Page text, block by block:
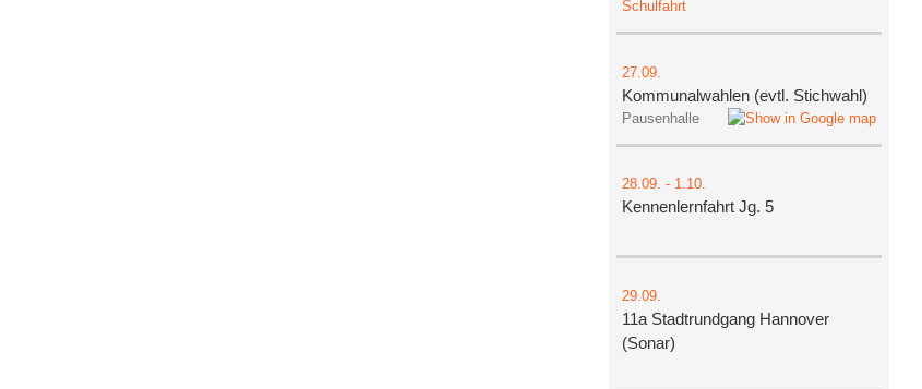
Schulfahrt
27.09.
Kommunalwahlen (evtl. Stichwahl)
Pausenhalle
28.09. - 1.10.
Kennenlernfahrt Jg. 5
29.09.
11a Stadtrundgang Hannover
(Sonar)